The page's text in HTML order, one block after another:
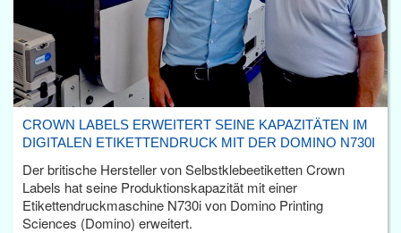
CROWN LABELS ERWEITERT SEINE KAPAZITÄTEN IM
DIGITALEN ETIKETTENDRUCK MIT DER DOMINO N730I
Der britische Hersteller von Selbstklebeetiketten Crown
Labels hat seine Produktionskapazität mit einer
Etikettendruckmaschine N730i von Domino Printing
Sciences (Domino) erweitert.